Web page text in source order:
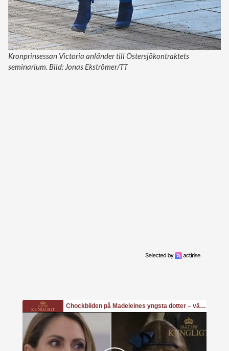
Kronprinsessan Victoria anländer till Östersjökontraktets
seminarium. Bild: Jonas Ekströmer/TT